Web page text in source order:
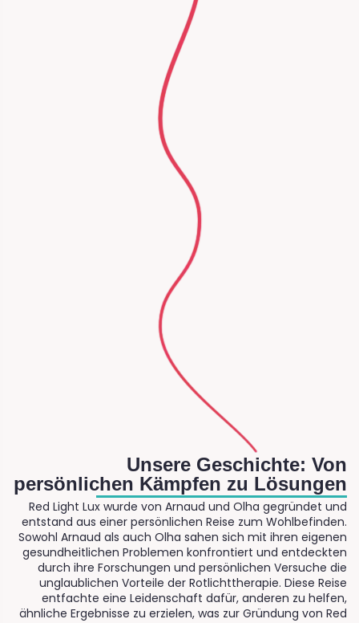
Unsere Geschichte: Von
persönlichen Kämpfen zu Lösungen
Red Light Lux wurde von Arnaud und Olha gegründet und
entstand aus einer persönlichen Reise zum Wohlbefinden.
Sowohl Arnaud als auch Olha sahen sich mit ihren eigenen
gesundheitlichen Problemen konfrontiert und entdeckten
durch ihre Forschungen und persönlichen Versuche die
unglaublichen Vorteile der Rotlichttherapie. Diese Reise
entfachte eine Leidenschaft dafür, anderen zu helfen,
ähnliche Ergebnisse zu erzielen, was zur Gründung von Red